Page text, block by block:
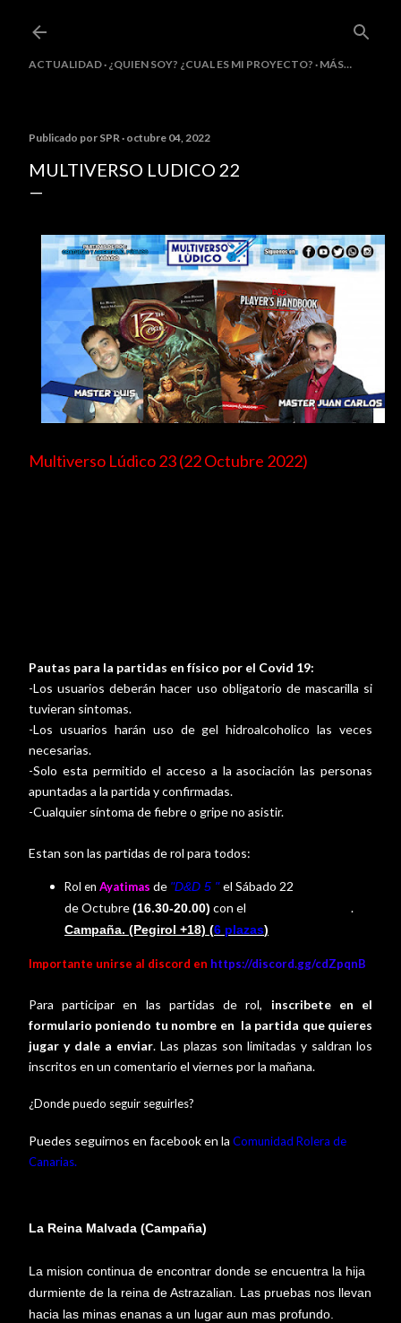
ACTUALIDAD ¿QUIEN SOY? ¿CUAL ES MI PROYECTO? MÁS…
Publicado por SPR octubre 04, 2022
MULTIVERSO LUDICO 22
Multiverso Lúdico 23 (22 Octubre 2022)
Pautas para la partidas en físico por el Covid 19:
-Los usuarios deberán hacer uso obligatorio de mascarilla si
tuvieran sintomas.
-Los usuarios harán uso de gel hidroalcoholico las veces
necesarias.
-Solo esta permitido el acceso a la asociación las personas
apuntadas a la partida y confirmadas.
-Cualquier síntoma de fiebre o gripe no asistir.
Estan son las partidas de rol para todos:
Rol en Ayatimas de "D&D 5 " el Sábado 22
deOctubre(16.30-20.00) con el .
Campaña. (Pegirol +18) (6 plazas)
Importante unirse al discord en https://discord.gg/cdZpqnB
Para participar en las partidas de rol, inscribete en el
formulario poniendo tu nombre en la partida que quieres
jugar y dale a enviar. Las plazas son limitadas y saldran los
inscritos en un comentario el viernes por la mañana.
¿Donde puedo seguir seguirles?
Puedes seguirnos en facebook en la Comunidad Rolera de
Canarias.
La Reina Malvada (Campaña)
La mision continua de encontrar donde se encuentra la hija
durmiente de la reina de Astrazalian. Las pruebas nos llevan
hacia las minas enanas a un lugar aun mas profundo.